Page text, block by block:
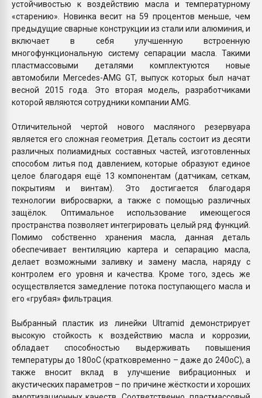
устойчивостью к воздействию масла и температурному
«старению». Новинка весит на 59 процентов меньше, чем
предыдущие сварные конструкции из стали или алюминия, и
включает в себя улучшенную встроенную
многофункциональную систему сепарации масла. Такими
пластмассовыми деталями комплектуются новые
автомобили Mercedes-AMG GT, выпуск которых был начат
весной 2015 года. Это вторая модель, разработчиками
которой являются сотрудники компании AMG.
Отличительной чертой нового масляного резервуара
является его сложная геометрия. Деталь состоит из десяти
различных полиамидных составных частей, изготовленных
способом литья под давлением, которые образуют единое
целое благодаря ещё 13 компонентам (датчикам, сеткам,
покрытиям и винтам). Это достигается благодаря
технологии вибросварки, а также с помощью различных
защёлок. Оптимальное использование имеющегося
пространства позволяет интегрировать целый ряд функций.
Помимо собственно хранения масла, данная деталь
обеспечивает вентиляцию картера и сепарацию масла,
делает возможными заливку и замену масла, наряду с
контролем его уровня и качества. Кроме того, здесь же
осуществляется замедление потока поступающего масла и
его «грубая» фильтрация.
Выбранный пластик из линейки Ultramid демонстрирует
высокую стойкость к воздействию масла и коррозии,
обладает способностью выдерживать повышения
температуры до 180оС (кратковременно – даже до 240оС), а
также вносит вклад в улучшение вибрационных и
акустических параметров – по причине жёсткости и хороших